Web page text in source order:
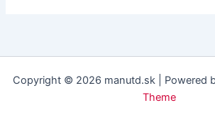
Copyright © 2026 manutd.sk | Powered
Theme